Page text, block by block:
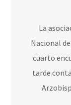
La
Nacional
cuarto
tarde